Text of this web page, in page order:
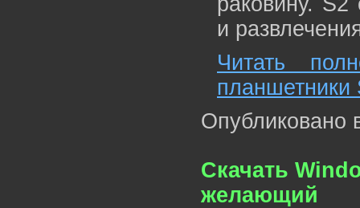
и
Читать
планшетники
Опубликовано
Скачать
желающий